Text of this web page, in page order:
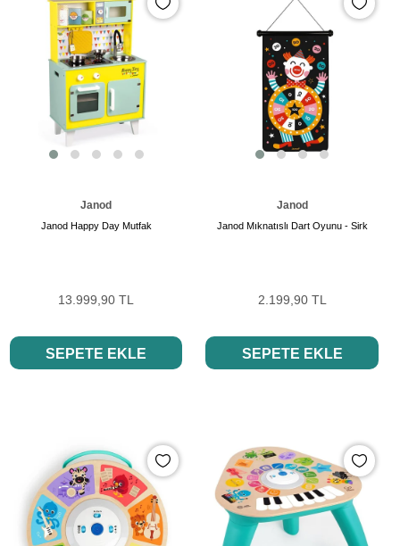
Janod
Janod Happy Day Mutfak
13.999,90 TL
SEPETE EKLE
Janod
Janod Mıknatıslı Dart Oyunu - Sirk
2.199,90 TL
SEPETE EKLE